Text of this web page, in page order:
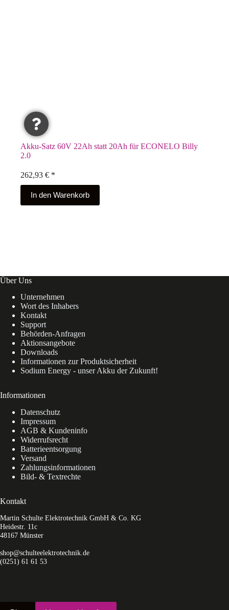
Akku-Satz 60V 22Ah statt 20Ah für ECONELO Billy
2.0
262,93 € *
In den Warenkorb
Über Uns
Unternehmen
Wort des Inhabers
Kontakt
Support
Behörden-Anfragen
Aktionsangebote
Downloads
Informationen zur Produktsicherheit
Sodium Energy - unser Akku der Zukunft!
Informationen
Datenschutz
Impressum
AGB & Kundeninfo
Widerrufsrecht
Batterieentsorgung
Versand
Zahlungsinformationen
Bild- & Textrechte
Kontakt
Martin Schulte Elektrotechnik GmbH & Co. KG
Heidestr. 11c
48167 Münster
shop@schulteelektrotechnik.de
(0251) 61 61 53